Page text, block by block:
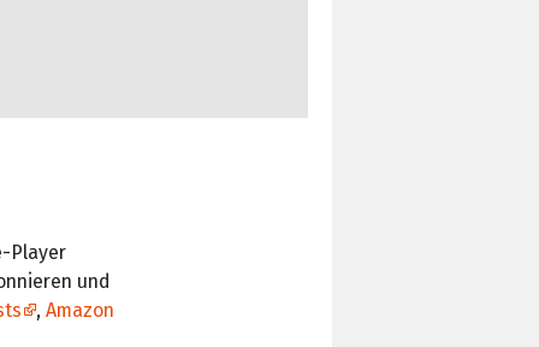
Player
und
, Amazon